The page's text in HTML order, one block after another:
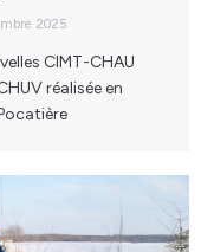
2025
CIMT-CHAU
réalisée en